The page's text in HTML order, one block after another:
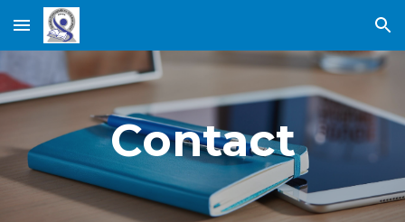
Skip to main content Skip to navigation
Contact